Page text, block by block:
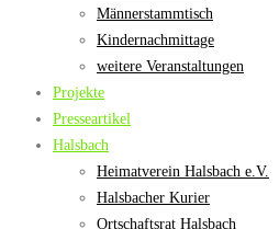
Männerstammtisch
Kindernachmittage
weitere Veranstaltungen
Projekte
Presseartikel
Halsbach
Heimatverein Halsbach e.V.
Halsbacher Kurier
Ortschaftsrat Halsbach